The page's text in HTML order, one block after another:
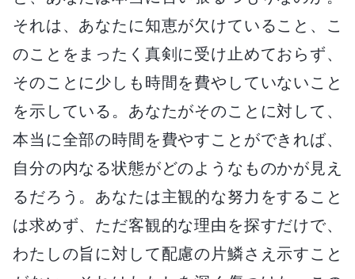
それは、あなたに知恵が欠けていること、こ
のことをまったく真剣に受け止めておらず、
そのことに少しも時間を費やしていないこと
を示している。あなたがそのことに対して、
本当に全部の時間を費やすことができれば、
自分の内なる状態がどのようなものかが見え
るだろう。あなたは主観的な努力をすること
は求めず、ただ客観的な理由を探すだけで、
わたしの旨に対して配慮の片鱗さえ示すこと